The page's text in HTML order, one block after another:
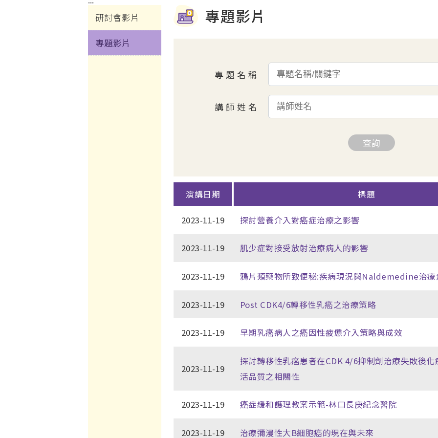
研討會影片
專題影片
專題影片
專 題 名 稱
講 師姓 名
查詢
演講日期 標題
2023-11-19 探討營養介入對癌症治療之影響
2023-11-19 肌少症對接受放射治療病人的影響
2023-11-19 鴉片類藥物所致便秘:疾病現況與Naldemedine治療
2023-11-19 Post CDK4/6轉移性乳癌之治療策略
2023-11-19 早期乳癌病人之癌因性疲憊介入策略與成效
2023-11-19
探討轉移性乳癌患者在CDK 4/6抑制劑治療失敗後
活品質之相關性
2023-11-19 癌症緩和護理教案示範-林口長庚紀念醫院
2023-11-19 治療彌漫性大B細胞癌的現在與未來